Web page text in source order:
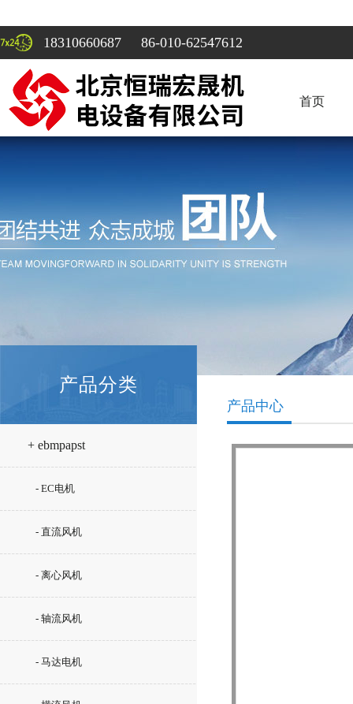
18310660687 86-010-62547612
首页
产品分类
+ ebmpapst
- EC电机
- 直流风机
- 离心风机
- 轴流风机
- 马达电机
产品中心